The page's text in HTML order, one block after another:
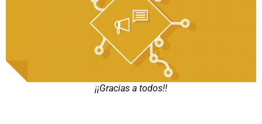
¡¡Gracias a todos!!